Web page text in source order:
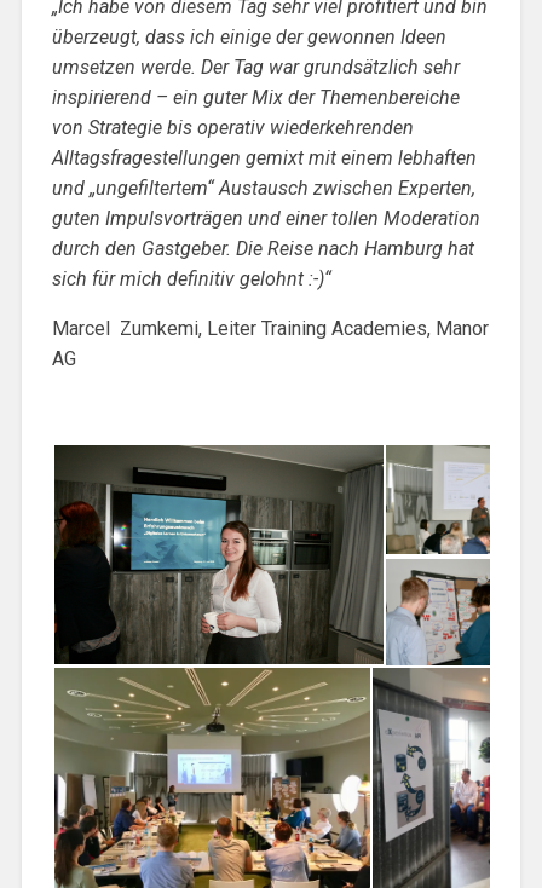
„Ich habe von diesem Tag sehr viel profitiert und bin
überzeugt, dass ich einige der gewonnen Ideen
umsetzen werde. Der Tag war grundsätzlich sehr
inspirierend – ein guter Mix der Themenbereiche
von Strategie bis operativ wiederkehrenden
Alltagsfragestellungen gemixt mit einem lebhaften
und „ungefiltertem“ Austausch zwischen Experten,
guten Impulsvorträgen und einer tollen Moderation
durch den Gastgeber. Die Reise nach Hamburg hat
sich für mich definitiv gelohnt :-)“
Marcel Zumkemi, Leiter Training Academies, Manor
AG